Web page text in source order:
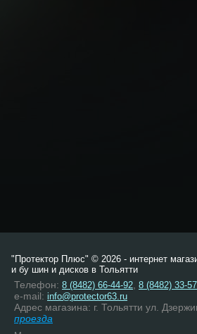
"Протектор Плюс" © 2026 - интернет
и бу шин и дисков в Тольятти
Телефон: 8 (8482) 66-44-92 8 (8482) 33-
e-mail: info@protector63.ru
Адрес магазина: г. Тольятти ул.
проезда